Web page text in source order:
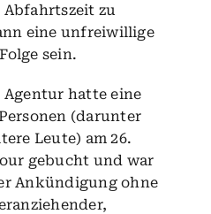
zu
eine unfreiwillige
sein.
Agentur hatte eine
(darunter
Leute) am 26.
gebucht und war
Ankündigung ohne